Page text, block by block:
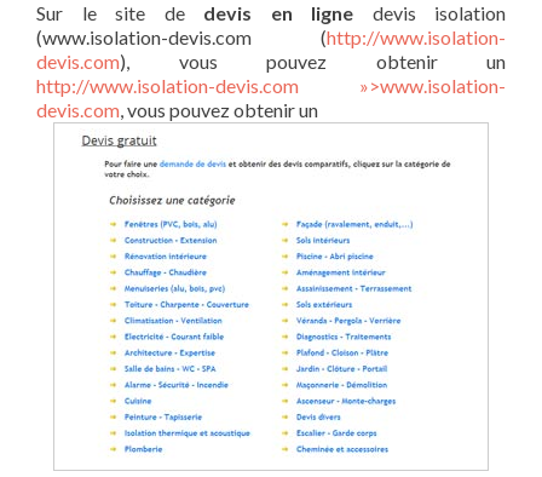
Sur le site de devis en ligne devis isolation
(www.isolation-devis.com (http://www.isolation-
devis.com), vous pouvez obtenir un
http://www.isolation-devis.com »>www.isolation-
devis.com, vous pouvez obtenir un